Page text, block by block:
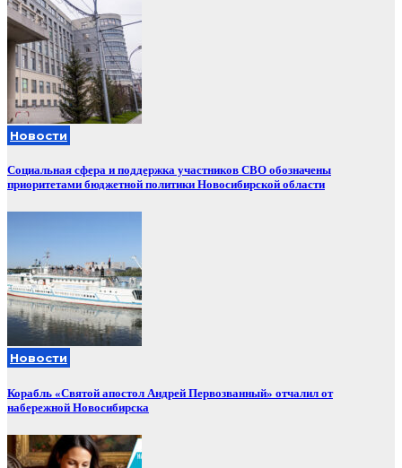
Новости
Социальная сфера и поддержка участников СВО обозначены
приоритетами бюджетной политики Новосибирской области
Новости
Корабль «Святой апостол Андрей Первозванный» отчалил от
набережной Новосибирска